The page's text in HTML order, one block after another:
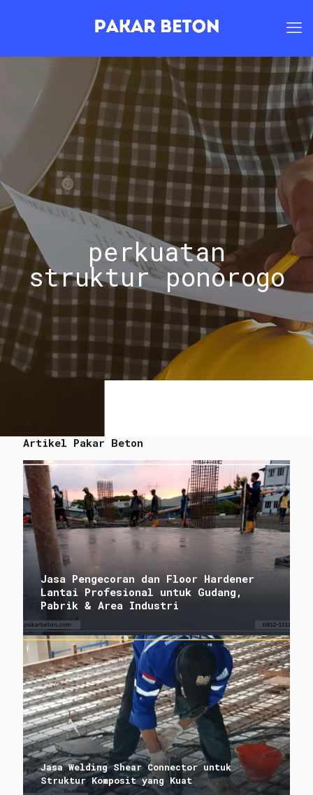
perkuatan
struktur ponorogo
Artikel Pakar Beton
Jasa Pengecoran dan Floor Hardener
Lantai Profesional untuk Gudang,
Pabrik & Area Industri
Jasa Welding Shear Connector untuk
Struktur Komposit yang Kuat